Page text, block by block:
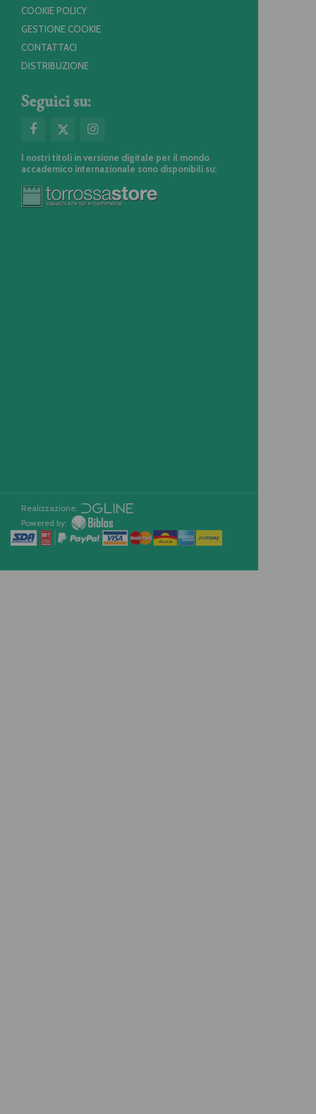
COOKIE POLICY
GESTIONE COOKIE
CONTATTACI
DISTRIBUZIONE
Seguici su:
I nostri titoli in versione digitale per il mondo
accademico internazionale sono disponibili su:
Realizzazione:
Powered by: